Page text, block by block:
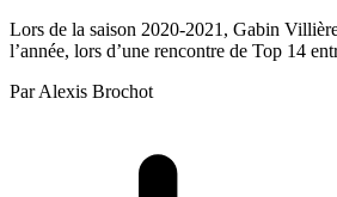
Lors de la saison 2020-2021, Gabin
l’année, lors d’une rencontre de Top 14
Par Alexis Brochot